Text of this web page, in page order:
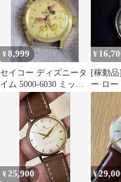
¥8,999
セイコー ディズニータ
イム 5000-6030 ミッキ
ーマウス 腕時計
¥
[稼動
ー ロー
5740-
¥25,900 ¥